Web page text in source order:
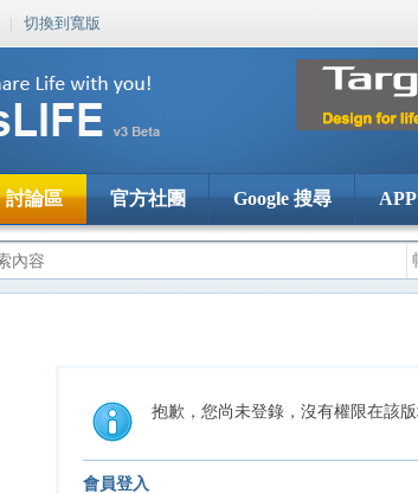
| 切換到寬版
討論區 官方社團 Google 搜尋 APP
抱歉，您尚未登錄，沒有權限在該
會員登入